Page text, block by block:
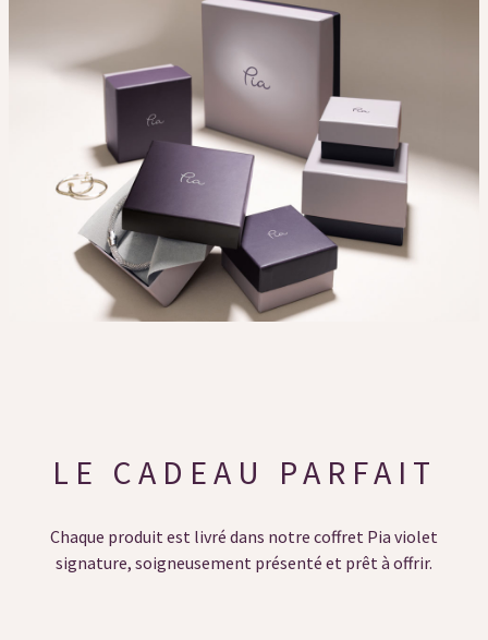
LE CADEAU PARFAIT
Chaque produit est livré dans notre coffret Pia violet
signature, soigneusement présenté et prêt à offrir.